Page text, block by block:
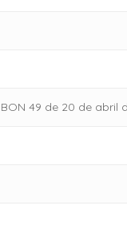
49 de 20 de abril